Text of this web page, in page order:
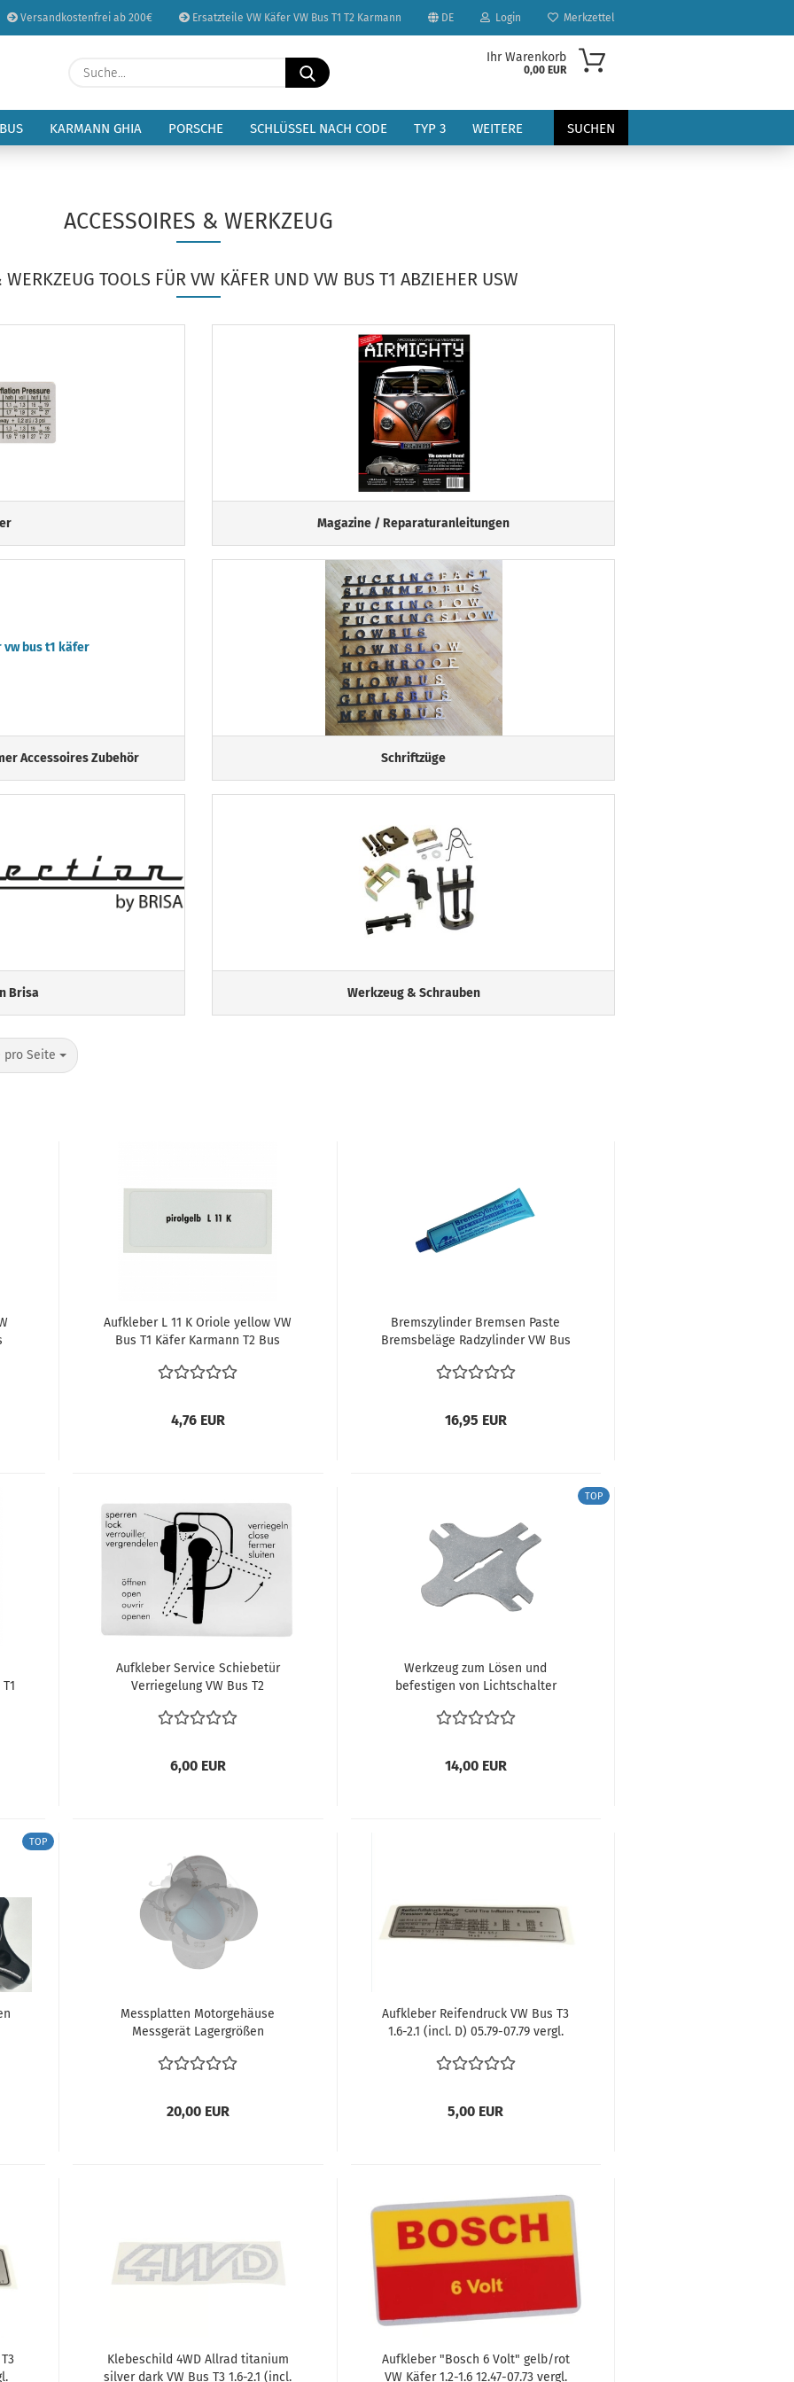
Versandkostenfrei ab 200€ Ersatzteile VW Käfer VW Bus T1 T2 Karmann DE
Sprache auswählen
Lieferland
Login Merkzettel
Suche...
Ihr Warenkorb
0,00 EUR
KARMANN GHIA PORSCHE SCHLÜSSEL NACH CODE TYP 3 SUCHEN
WEITERE
ACCESSOIRES & WERKZEUG
WERKZEUG TOOLS FÜR VW KÄFER UND VW BUS T1 ABZIEHER USW
Magazine / Reparaturanleitungen
Accessoires Zubehör Schriftzüge
Brisa Werkzeug & Schrauben
pro Seite
Seite
Aufkleber L 11 K Oriole yellow VW
Bus T1 Käfer Karmann T2 Bus
4,76 EUR
Bremszylinder Bremsen Paste
Bremsbeläge Radzylinder VW Bus
Gr
16,95 EUR
Aufkleber Service Schiebetür
Verriegelung VW Bus T2
6,00 EUR
TOP
Werkzeug zum Lösen und
befestigen von Lichtschalter
Armaturenbrett und Kupplung
Karmann Oldtimer
14,00 EUR
TOP
Messplatten Motorgehäuse
Messgerät Lagergrößen
Typ4 Motore VW Käfer Bus T1 T2
20,00 EUR
Aufkleber Reifendruck VW Bus T3
1.6-2.1 (incl. D) 05.79-07.79 vergl.
5,00 EUR
Klebeschild 4WD Allrad titanium
silver dark VW Bus T3 1.6-2.1 (incl.
Aufkleber "Bosch 6 Volt" gelb/rot
VW Käfer 1.2-1.6 12.47-07.73 vergl.